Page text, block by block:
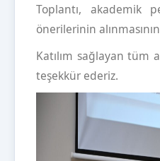
Toplantı, akademik
önerilerinin
Katılım sağlayan tüm
teşekkür ederiz.